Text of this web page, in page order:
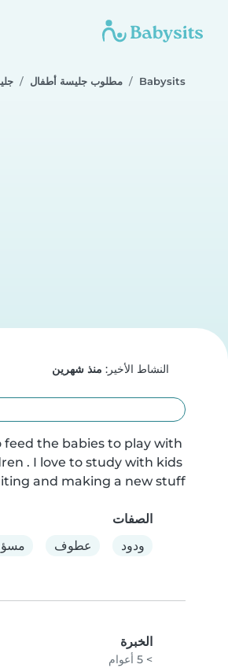
Babysits مطلوب جليسة أطفال
النشاط الأخير: منذ شهرين
the babies to play with
. I love to study with kids
and making a new stuff.
الصفات
ودود
عطوف
الخبرة
> 5 أعوام